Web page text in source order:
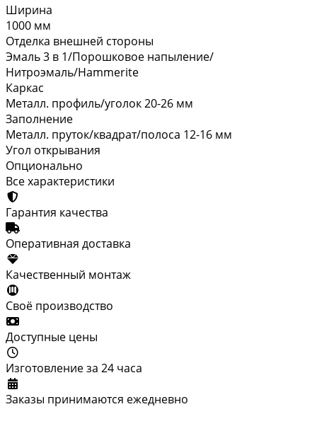
Ширина
1000 мм
Отделка внешней стороны
Эмаль 3 в 1/Порошковое напыление/
Нитроэмаль/Hammerite
Каркас
Металл. профиль/уголок 20-26 мм
Заполнение
Металл. пруток/квадрат/полоса 12-16 мм
Угол открывания
Опционально
Все характеристики
Гарантия качества
Оперативная доставка
Качественный монтаж
Своё производство
Доступные цены
Изготовление за 24 часа
Заказы принимаются ежедневно